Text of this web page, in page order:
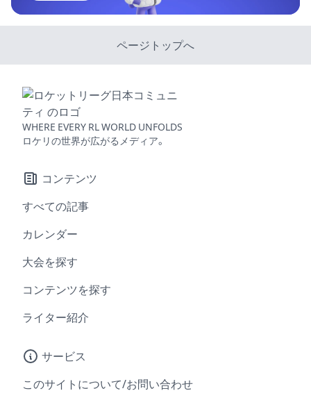
ページトップへ
WHERE EVERY RL WORLD UNFOLDS
ロケリの世界が広がるメディア。
コンテンツ
すべての記事
カレンダー
大会を探す
コンテンツを探す
ライター紹介
サービス
このサイトについて/お問い合わせ